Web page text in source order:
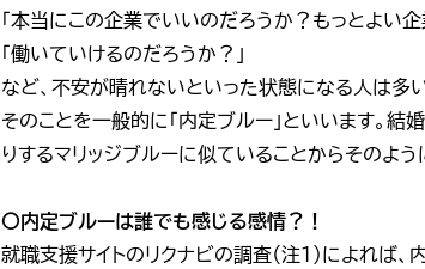
「本当にこの企業でいいのだろうか？もっとよい
「働いていけるのだろうか？」
など、不安が晴れないといった状態になる人は多
そのことを一般的に「内定ブルー」といいます。
りするマリッジブルーに似ていることからそのよう
〇内定ブルーは誰でも感じる感情？！
就職支援サイトのリクナビの調査（注１）によれ